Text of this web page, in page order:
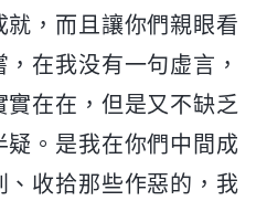
，而且讓你們親眼看
在我没有一句虚言，
在在，但是又不缺乏
。是我在你們中間成
收拾那些作惡的，我